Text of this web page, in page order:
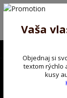
Poprosíme
Preto sme
!!! ZĽAVA 5€ na
Vaša
Objednaj si
textom rýchlo
kusy